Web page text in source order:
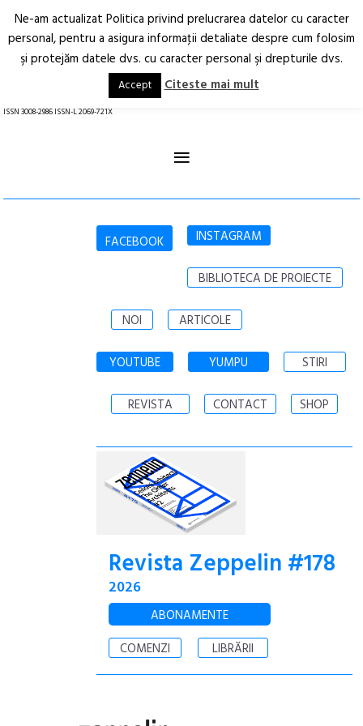
Arhitectură.
Oraș.
RO EN
ISSN 3008-2986 ISSN-L 2069-721X
≡
FACEBOOK INSTAGRAM
BIBLIOTECA DE PROIECTE
NOI ARTICOLE
YOUTUBE YUMPU STIRI
REVISTA CONTACT SHOP
Revista Zeppelin #178
2026
ABONAMENTE
COMENZI
LIBRĂRII
Ne-am actualizat Politica privind prelucrarea datelor cu caracter
personal, pentru a asigura informaţii detaliate despre cum folosim
şi protejăm datele dvs. cu caracter personal şi drepturile dvs.
Accept Citeste mai mult